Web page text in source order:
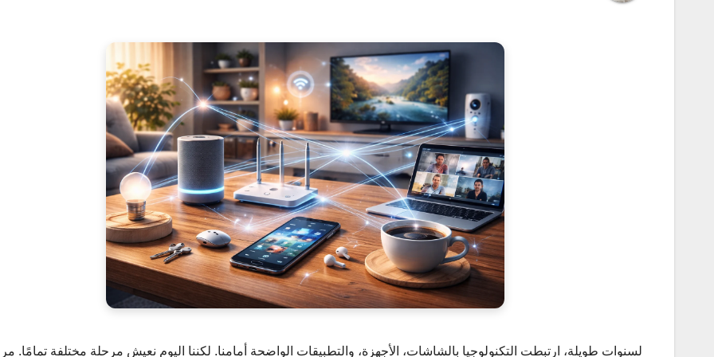
لسنوات طويلة، ارتبطت التكنولوجيا بالشاشات، الأجهزة، والتطبيقات الواضحة أمامنا. لكننا اليوم نعيش مرحلة مختلفة تمامًا.